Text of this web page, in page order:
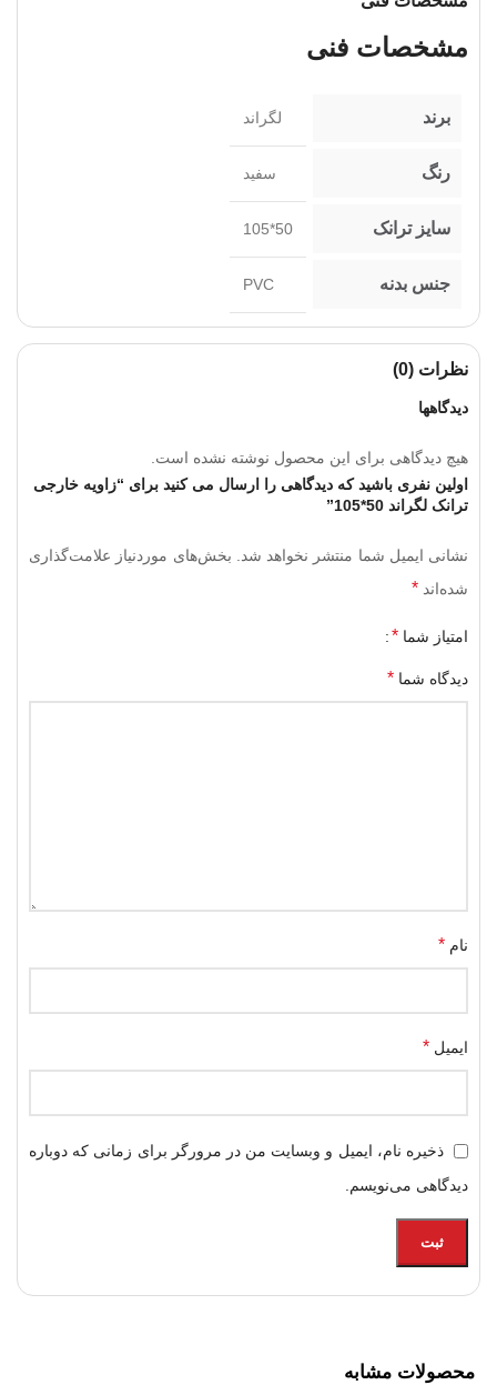
مشخصات فنی
برند لگراند
رنگ سفید
سایز ترانک 50*105
جنس بدنه PVC
نظرات (0)
دیدگاهها
هیچ دیدگاهی برای این محصول نوشته نشده است.
اولین نفری باشید که دیدگاهی را ارسال می کنید برای “زاویه خارجی
ترانک لگراند 50*105”
نشانی ایمیل شما منتشر نخواهد شد.
بخش‌های موردنیاز علامت‌گذاری
شده‌اند *
امتیاز شما *
دیدگاه شما *
نام *
ایمیل *
ذخیره نام، ایمیل و وبسایت من در مرورگر برای زمانی که دوباره
دیدگاهی می‌نویسم.
محصولات مشابه